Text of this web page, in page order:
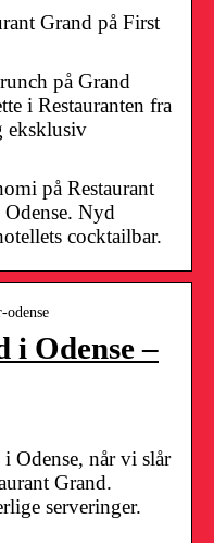
Grand på First
på Grand
i Restauranten fra
eksklusiv
på Restaurant
Nyd
cocktailbar.
odense
i Odense –
Odense, når vi slår
Grand.
serveringer.